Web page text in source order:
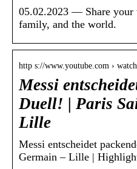
05.02.2023 — Share your
family, and the world.
http s://www.youtube.com › watch
Messi
Duell! | Paris
Lille
Messi entscheidet
Germain – Lille |